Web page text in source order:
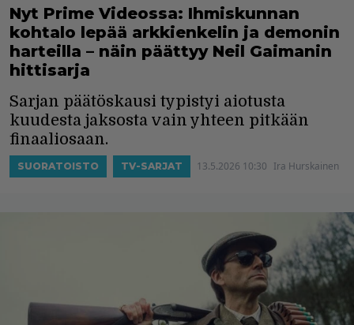
Nyt Prime Videossa: Ihmiskunnan
kohtalo lepää arkkienkelin ja demonin
harteilla – näin päättyy Neil Gaimanin
hittisarja
Sarjan päätöskausi typistyi aiotusta
kuudesta jaksosta vain yhteen pitkään
finaaliosaan.
SUORATOISTO TV-SARJAT 13.5.2026 10:30 Ira Hurskainen